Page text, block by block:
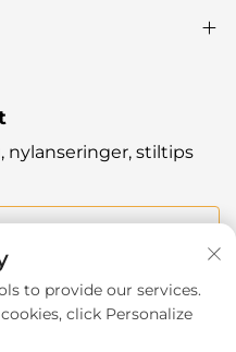
nylanseringer, stiltips
to provide our services.
click Personalize